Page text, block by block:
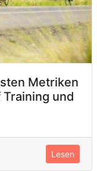
Metriken
und
Lesen